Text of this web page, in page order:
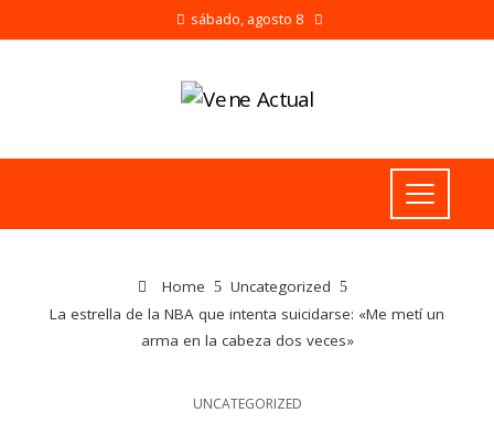
sábado, agosto 8
Home
Uncategorized
La estrella de la NBA que intenta suicidarse: «Me metí un
arma en la cabeza dos veces»
UNCATEGORIZED